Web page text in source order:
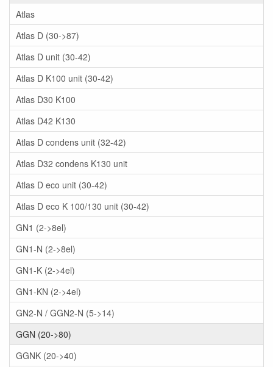
Atlas
Atlas D (30->87)
Atlas D unit (30-42)
Atlas D K100 unit (30-42)
Atlas D30 K100
Atlas D42 K130
Atlas D condens unit (32-42)
Atlas D32 condens K130 unit
Atlas D eco unit (30-42)
Atlas D eco K 100/130 unit (30-42)
GN1 (2->8el)
GN1-N (2->8el)
GN1-K (2->4el)
GN1-KN (2->4el)
GN2-N / GGN2-N (5->14)
GGN (20->80)
GGNK (20->40)